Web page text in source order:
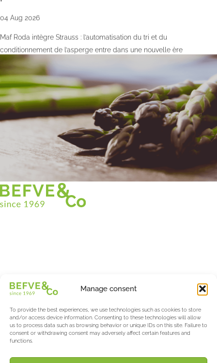
Manage consent
To provide the best experiences, we use technologies such as cookies to store
and/or access device information. Consenting to these technologies will allow
us to process data such as browsing behavior or unique IDs on this site. Failure to
consent or withdrawing consent may adversely affect certain features and
functions.
04 Aug 2026
Maf Roda intègre Strauss : l’automatisation du tri et du
conditionnement de l’asperge entre dans une nouvelle ère
About us
Partners
Actualités & Evènements
The Asparagus & Berry Blog